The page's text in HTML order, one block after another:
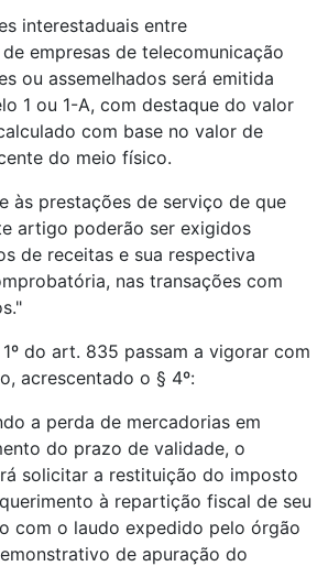
interestaduais entre
empresas de telecomunicação
ou assemelhados será emitida
1 ou 1-A, com destaque do valor
com base no valor de
do meio físico.
às prestações de serviço de que
artigo poderão ser exigidos
de receitas e sua respectiva
nas transações com
do art. 835 passam a vigorar com
acrescentado o § 4º:
a perda de mercadorias em
do prazo de validade, o
solicitar a restituição do imposto
à repartição fiscal de seu
com o laudo expedido pelo órgão
de apuração do